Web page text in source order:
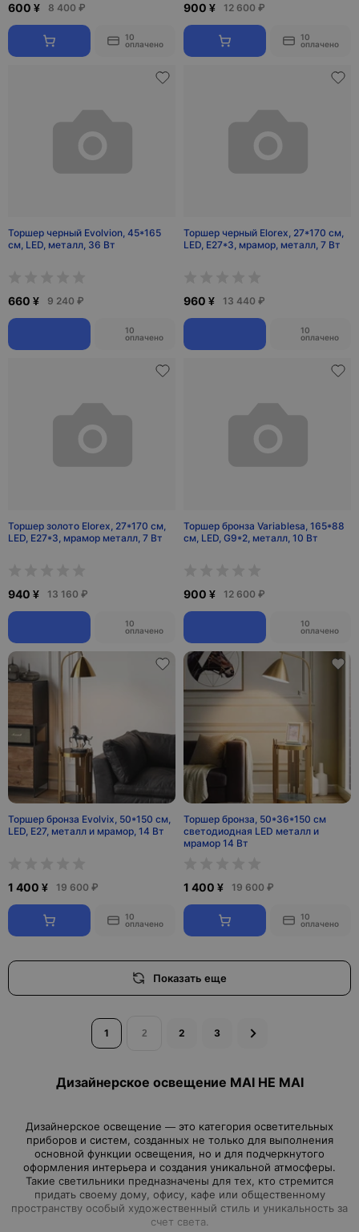
600 ¥ 8 400 ₽
10
оплачено
900 ¥ 12 600 ₽
10
оплачено
Торшер черный Evolvion, 45*165
см, LED, металл, 36 Вт
660 ¥ 9 240 ₽
10
оплачено
Торшер черный Elorex, 27*170 см,
LED, Е27*3, мрамор, металл, 7 Вт
960 ¥ 13 440 ₽
10
оплачено
Торшер золото Elorex, 27*170 см,
LED, Е27*3, мрамор металл, 7 Вт
940 ¥ 13 160 ₽
10
оплачено
Торшер бронза Variablesa, 165*88
см, LED, G9*2, металл, 10 Вт
900 ¥ 12 600 ₽
10
оплачено
Торшер бронза Evolvix, 50*150 см,
LED, Е27, металл и мрамор, 14 Вт
1 400 ¥ 19 600 ₽
10
оплачено
Торшер бронза, 50*36*150 см
светодиодная LED металл и
мрамор 14 Вт
1 400 ¥ 19 600 ₽
10
оплачено
Показать еще
1 2 3
Дизайнерское освещение MAI HE MAI
Дизайнерское освещение — это категория осветительных
приборов и систем, созданных не только для выполнения
основной функции освещения, но и для подчеркнутого
оформления интерьера и создания уникальной атмосферы.
Такие светильники предназначены для тех, кто стремится
придать своему дому, офису, кафе или общественному
пространству особый художественный стиль и уникальность за